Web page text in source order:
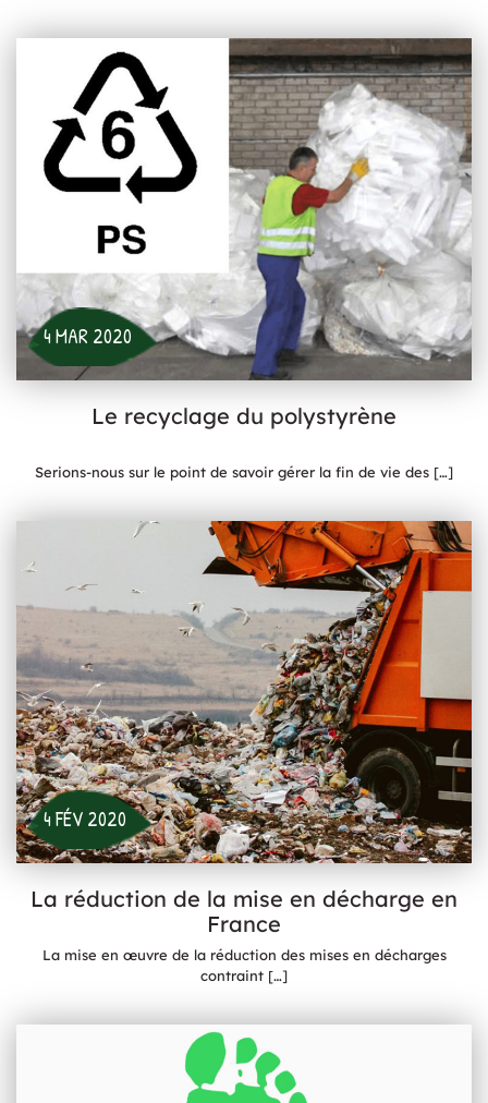
4 MAR 2020
Le recyclage du polystyrène
Serions-nous sur le point de savoir gérer la fin de vie des […]
4 FÉV 2020
La réduction de la mise en décharge en
France
La mise en œuvre de la réduction des mises en décharges
contraint […]